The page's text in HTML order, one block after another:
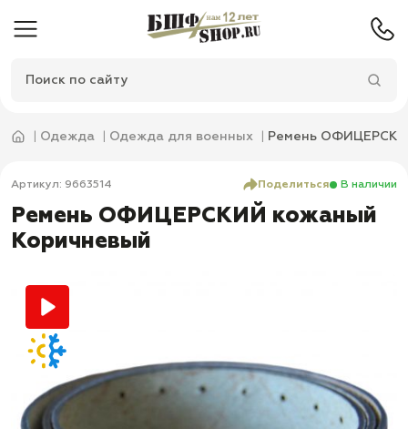
Одежда Одежда для военных Ремень
Артикул: 9663514 Поделиться В наличии
Ремень ОФИЦЕРСКИЙ кожаный
Коричневый